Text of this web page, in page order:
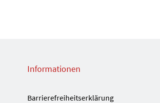
Informationen
Barrierefreiheitserklärung